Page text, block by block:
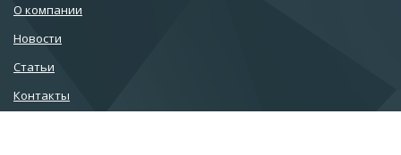
О компании
Новости
Статьи
Контакты